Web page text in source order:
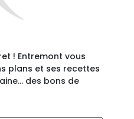
! Entremont vous
plans et ses recettes
des bons de